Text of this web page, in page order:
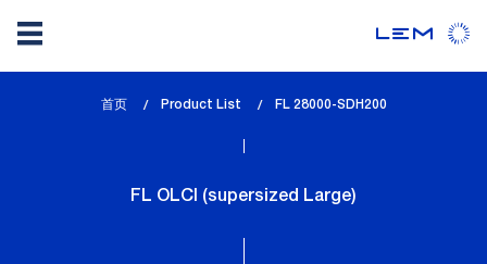
首页 Product List
lem_current_page
FL 28000-SDH200
FL OLCI (supersized Large)